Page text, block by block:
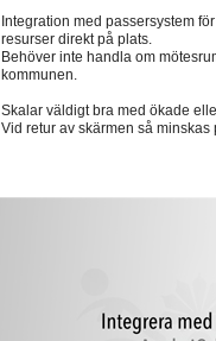
Integration med passersystem
resurser direkt på plats.
Behöver inte handla om
kommunen.
Skalar väldigt bra med ökade
Vid retur av skärmen så